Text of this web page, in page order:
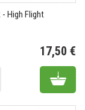
High Flight
17,50 €
Add